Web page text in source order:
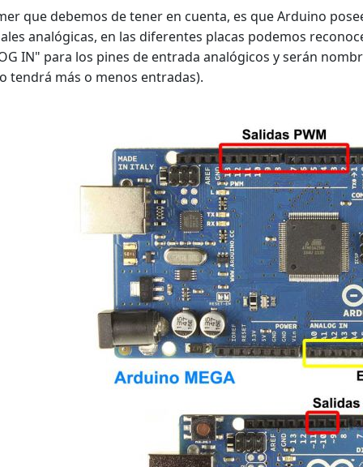
que debemos de tener en cuenta, es que Arduino
analógicas, en las diferentes placas podemos
IN" para los pines de entrada analógicos y serán
tendrá más o menos entradas).